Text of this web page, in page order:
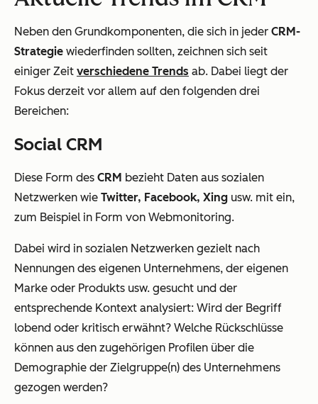
Neben den Grundkomponenten, die sich in jeder CRM-
Strategie wiederfinden sollten, zeichnen sich seit
einiger Zeit verschiedene Trends ab. Dabei liegt der
Fokus derzeit vor allem auf den folgenden drei
Bereichen:
Social CRM
Diese Form des CRM bezieht Daten aus sozialen
Netzwerken wie Twitter, Facebook, Xing usw. mit ein,
zum Beispiel in Form von Webmonitoring.
Dabei wird in sozialen Netzwerken gezielt nach
Nennungen des eigenen Unternehmens, der eigenen
Marke oder Produkts usw. gesucht und der
entsprechende Kontext analysiert: Wird der Begriff
lobend oder kritisch erwähnt? Welche Rückschlüsse
können aus den zugehörigen Profilen über die
Demographie der Zielgruppe(n) des Unternehmens
gezogen werden?